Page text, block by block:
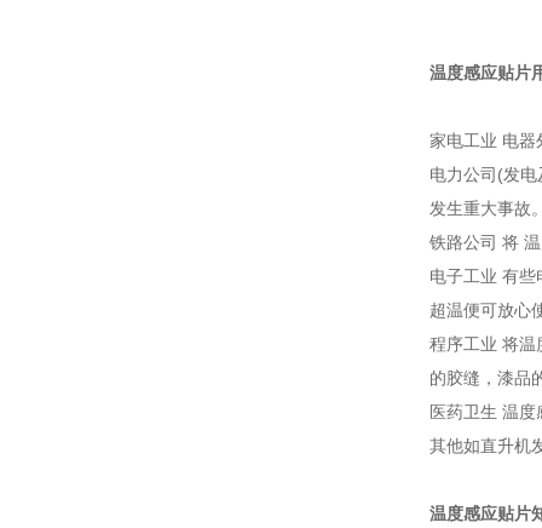
温度感应贴片
家电工业 电器
电力公司(发
发生重大事故
铁路公司 将
电子工业 有
超温便可放心
程序工业 将温
的胶缝，漆品
医药卫生 温
其他如直升机
温度感应贴片